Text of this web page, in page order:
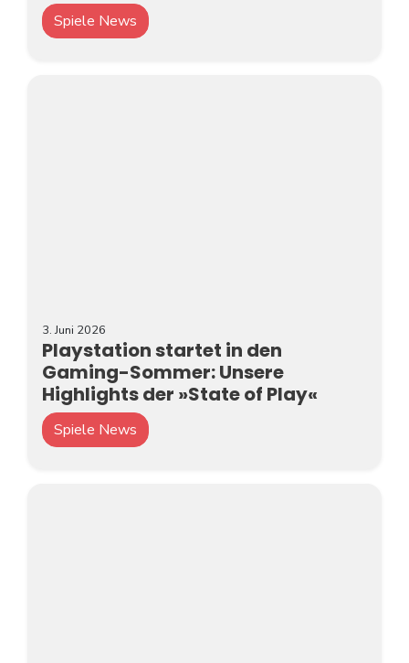
Spiele News
3. Juni 2026
Playstation startet in den
Gaming-Sommer: Unsere
Highlights der »State of Play«
Spiele News